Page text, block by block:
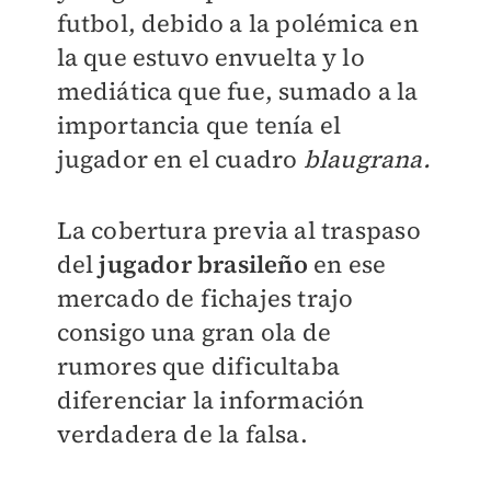
futbol, debido a la polémica en
la que estuvo envuelta y lo
mediática que fue, sumado a la
importancia que tenía el
jugador en el cuadro blaugrana.
La cobertura previa al traspaso
deljugador brasileño en ese
mercado de fichajes trajo
consigo una gran ola de
rumores que dificultaba
diferenciar la información
verdadera de la falsa.